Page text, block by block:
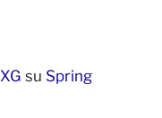
su Spring